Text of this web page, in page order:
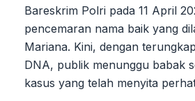
Bareskrim Polri pada 11 April
pencemaran nama baik yang
Mariana. Kini, dengan
DNA, publik menunggu babak
kasus yang telah menyita